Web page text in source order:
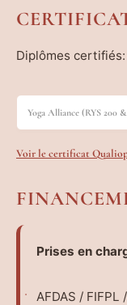
Diplômes certifiés:
Yoga Alliance (RYS 200
Voir le certificat
Prises en
AFDAS / FIFPL